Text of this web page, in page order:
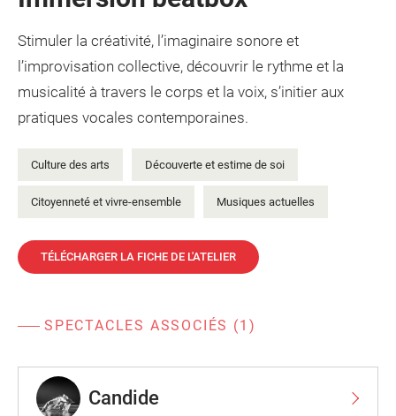
Stimuler la créativité, l’imaginaire sonore et
l’improvisation collective, découvrir le rythme et la
musicalité à travers le corps et la voix, s’initier aux
pratiques vocales contemporaines.
Culture des arts Découverte et estime de soi
Citoyenneté et vivre-ensemble Musiques actuelles
TÉLÉCHARGER LA FICHE DE L'ATELIER
SPECTACLES ASSOCIÉS (1)
Candide